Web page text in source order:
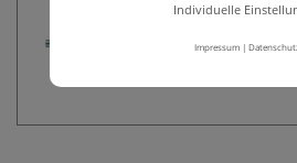
Individuelle
Impressum|